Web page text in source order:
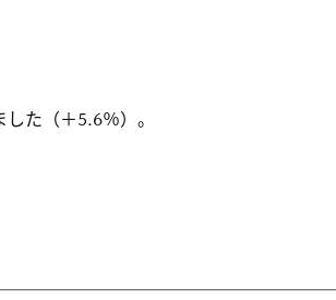
た（＋5.6％）。